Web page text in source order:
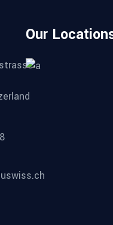
Our